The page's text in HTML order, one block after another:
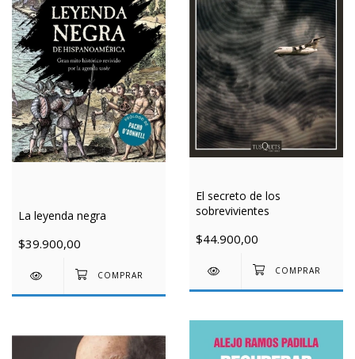
La leyenda negra
$39.900,00
El secreto de los
sobrevivientes
$44.900,00